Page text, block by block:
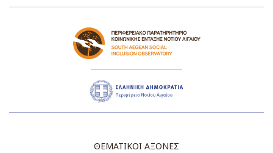
ΘΕΜΑΤΙΚΟΙ ΑΞΟΝΕΣ